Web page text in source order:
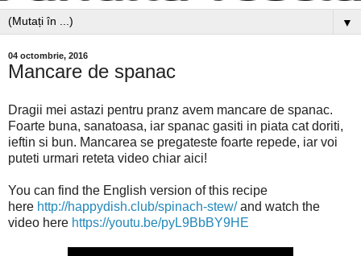
▼
04 octombrie, 2016
Mancare de spanac
Dragii mei astazi pentru pranz avem mancare de spanac.
Foarte buna, sanatoasa, iar spanac gasiti in piata cat doriti,
ieftin si bun. Mancarea se pregateste foarte repede, iar voi
puteti urmari reteta video chiar aici!
You can find the English version of this recipe
here http://happydish.club/spinach-stew/and watch the
video here https://youtu.be/pyL9BbBY9HE